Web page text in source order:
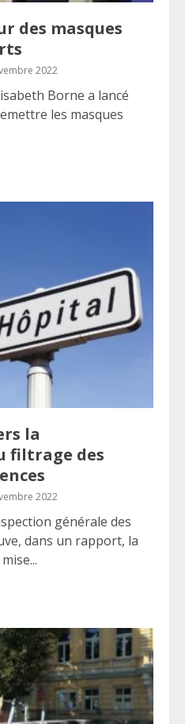
des masques
2022
Borne a lancé
les masques
la
filtrage des
2022
générale des
dans un rapport, la